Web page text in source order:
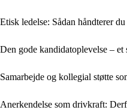
Etisk ledelse: Sådan håndterer
Den gode kandidatoplevelse –
Samarbejde og kollegial støtte
Anerkendelse som drivkraft: